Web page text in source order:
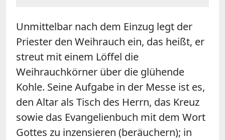
Unmittelbar nach dem Einzug legt der
Priester den Weihrauch ein, das heißt, er
streut mit einem Löffel die
Weihrauchkörner über die glühende
Kohle. Seine Aufgabe in der Messe ist es,
den Altar als Tisch des Herrn, das Kreuz
sowie das Evangelienbuch mit dem Wort
Gottes zu inzensieren (beräuchern); in